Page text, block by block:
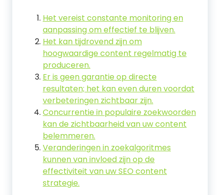
Het vereist constante monitoring en
aanpassing om effectief te blijven.
Het kan tijdrovend zijn om
hoogwaardige content regelmatig te
produceren.
Er is geen garantie op directe
resultaten; het kan even duren voordat
verbeteringen zichtbaar zijn.
Concurrentie in populaire zoekwoorden
kan de zichtbaarheid van uw content
belemmeren.
Veranderingen in zoekalgoritmes
kunnen van invloed zijn op de
effectiviteit van uw SEO content
strategie.